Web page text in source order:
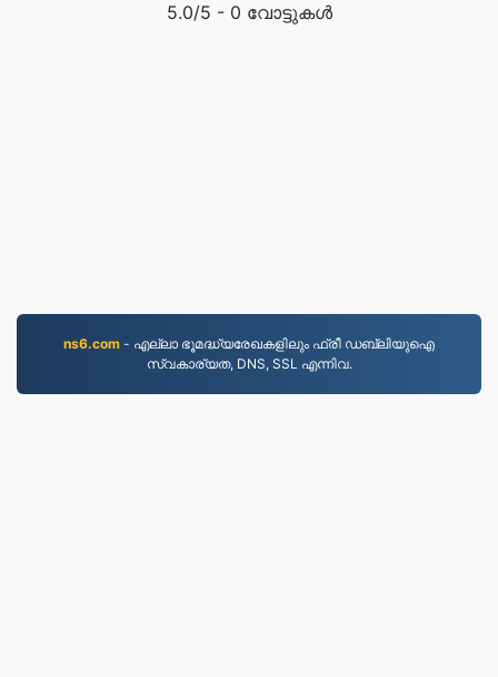
5.0/5 - 0 വോട്ടുകൾ
ns6.com - എല്ലാ ഭൂമദ്ധ്യരേഖകളിലും ഫ്രീ ഡബ്ലിയുഐ
സ്വകാര്യത, DNS, SSL എന്നിവ.